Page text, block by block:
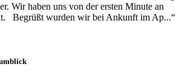
Wir haben uns von der ersten Minute an
Begrüßt wurden wir bei Ankunft im Ap...“